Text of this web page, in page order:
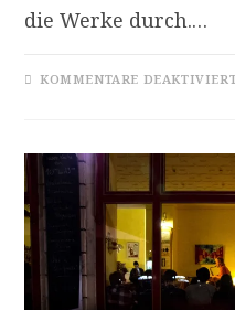
die Werke durch.…
KOMMENTARE